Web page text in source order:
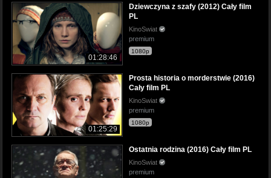
01:28:46
Dziewczyna z szafy (2012) Cały film
PL
KinoSwiat
premium
1080p
01:25:29
Prosta historia o morderstwie (2016)
Cały film PL
KinoSwiat
premium
1080p
Ostatnia rodzina (2016) Cały film PL
KinoSwiat
premium